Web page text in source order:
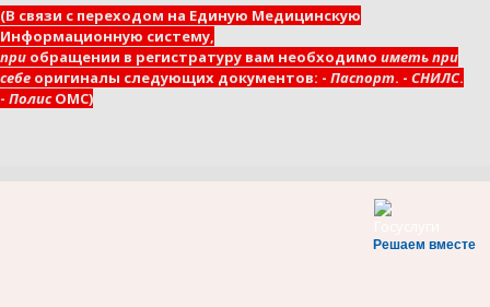
(В связи с переходом на Единую Медицинскую
Информационную систему,
при обращении в регистратуру вам необходимо иметь при
себе оригиналы следующих документов: - Паспорт. - СНИЛС.
- ПолисОМС)
Решаем вместе